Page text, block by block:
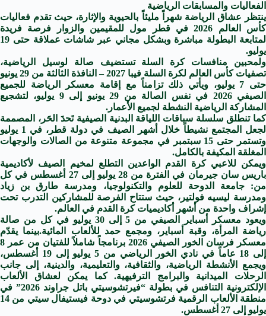
الفعاليات والمسابقات الرياضية
ينتظر عشاق الرياضة شهراً مليئاً بالحيوية والإثارة، حيث تقدم فعاليات
كأس العالم 2026 في قطر مول للمقيمين والزوار فرصة فريدة
لمتابعة البطولة مباشرة وبشكل مجاني عبر شاشات عملاقة حتى 19
يوليو.
ولمحبين منافسات كرة السلة تستضيف صالة لوسيل الرياضية،
تصفيات كأس العالم لكرة السلة فيبا 2027 – النافذة الثالثة من 29 يونيو
حتى 7 يوليو، ويأتي ذلك تزامناً مع إقامة معسكر الرياضة للجميع
الصيفي 2026 في نفس الصالة من 29 يونيو إلى 9 يوليو، لتشجيع
المشاركة الرياضية النشطة لجميع الأعمار.
كما تنطلق سلسلة سباقات اللياقة البدنية الصيفية تَحدَ الحَر، المصممة
لجعل المجتمع نشيطاً خلال أشهر الصيف في دولة قطر، في 1 يوليو
وتستمر حتى 15 سبتمبر في مجموعة متنوعة من الصالات والوجهات
المغلقة المكيفة بالكامل.
ويمكن للاعبي كرة القدم الواعدين التطلع لمخيم الصيف لأكاديمية
باريس سان جيرمان في الفترة من 28 يوليو إلى 27 أغسطس في كل
من: جامعة الدوحة للعلوم والتكنولوجيا، ومدرسة طارق بن زياد
ومدرسة ليسيه فولتير، حيث ستتاح الفرصة للمشاركين التدرب تحت
إشراف واحدة من أشهر أكاديميات كرة القدم في العالم.
ويعود معسكر أسباير الصيفي من 5 إلى 30 يوليو في كل من صالة
رياضة المرأة، وقبة أسباير، ومجمع حمد للألعاب المائية.بينما يقدّم
معسكر فرسان الخور الصيفي 2026 برنامجاً شاملاً للفتيان من عمر 8
إلى 18 عاماً في نادي الخور الرياضي من 5 يوليو إلى 19 أغسطس،
ويجمع الأنشطة الرياضية، والثقافية، والتعليمية، والدينية، إلى جانب
الرحلات الميدانية والبرامج الترفيهية. كما يمكن لعشاق الألعاب
الإلكترونية التنافس في بطولة “فيرتشوسيتي باتل جراوند 2026” في
منطقة الألعاب الرقمية فرتشوسيتي في دوحة فيستيفال سيتي من 14
يوليو إلى 27 أغسطس.